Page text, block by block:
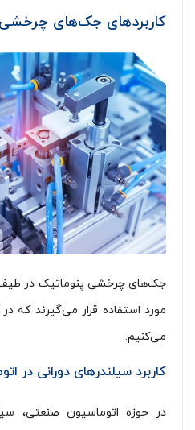
کاربردهای جک‌های
جک‌های چرخشی پنوماتیک در طیف
مورد استفاده قرار می‌گیرند که
می‌کنیم.
کاربرد سیلندرهای دورانی در
در حوزه اتوماسیون صنعتی،